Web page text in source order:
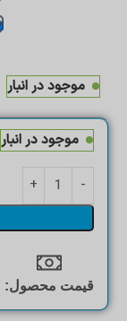
موجود در انبار
موجود در انبار
قیمت محصول:​